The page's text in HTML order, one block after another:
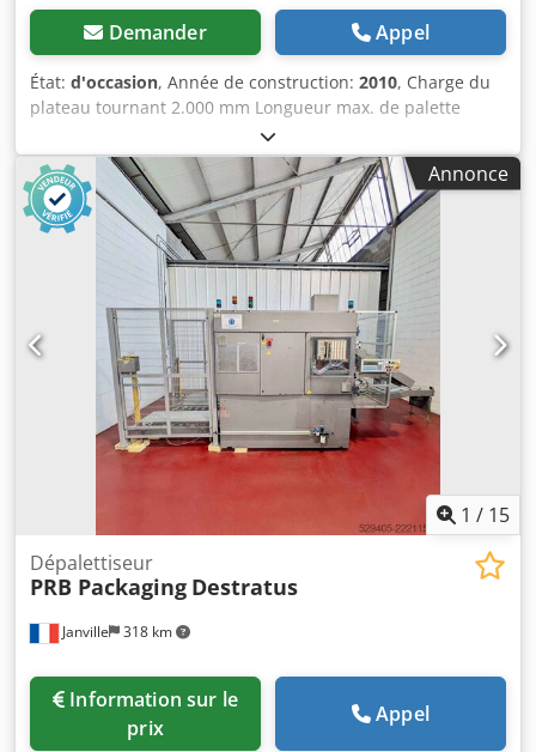
Demander Appel
État: d'occasion, Année de construction: 2010, Charge du
plateau tournant 2.000 mm Longueur max. de palette
1.200 mm Largeur max. de palette 1.000 mm Hauteur max.
de palette 2.250 mm Diamètre max. du film 300 mm
Largeur max. du film 500 mm Vitesse max. du plateau
tournant 14 tr/min Dimensions L x l x H 2,85 x 1,52 x 1,50 m
Selon notre évaluation, la machine est en bon état
d’occasion et peut être vue sous courant sur rendez-vous.
Les accessoires, outils et dispositifs de serrage visibles ne
font partie de la livraison que s’ils sont mentionnés dans
les informations complémentaires. Crsdpfezbvhrox Aitjf
Sous réserve de modifications et d’erreurs dans les
données techniques et indications ainsi que de vente
préalable !
Annonce
1 / 15
Janville 318 km
Dépalettiseur
PRB Packaging Destratus
prix
Appel